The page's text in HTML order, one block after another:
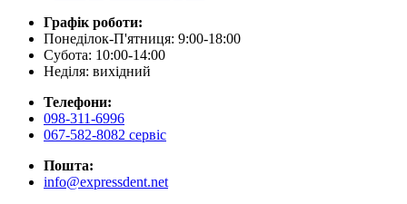
Графік роботи:
Понеділок-П'ятниця: 9:00-18:00
Субота: 10:00-14:00
Неділя: вихідний
Телефони:
098-311-6996
067-582-8082 сервіс
Пошта:
info@expressdent.net